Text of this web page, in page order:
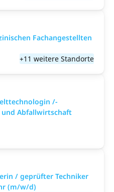
Fachangestellten
+11 weitere Standorte
/-
Abfallwirtschaft
/ geprüfter Techniker
(m/w/d)